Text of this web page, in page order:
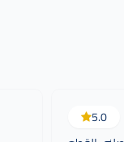
5.0